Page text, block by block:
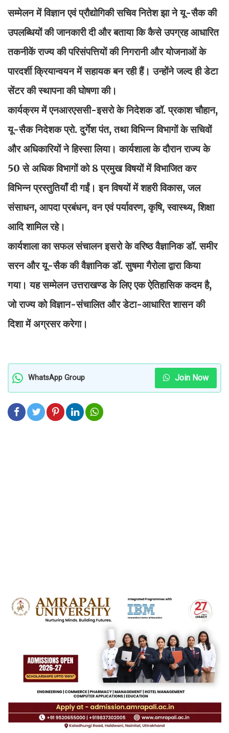
सम्मेलन में विज्ञान एवं प्रौद्योगिकी सचिव नितेश झा ने यू-सैक की
उपलब्धियों की जानकारी दी और बताया कि कैसे उपग्रह आधारित
तकनीकें राज्य की परिसंपत्तियों की निगरानी और योजनाओं के
पारदर्शी क्रियान्वयन में सहायक बन रही हैं। उन्होंने जल्द ही डेटा
सेंटर की स्थापना की घोषणा की।
कार्यक्रम में एनआरएससी-इसरो के निदेशक डॉ. प्रकाश चौहान,
यू-सैक निदेशक प्रो. दुर्गेश पंत, तथा विभिन्न विभागों के सचिवों
और अधिकारियों ने हिस्सा लिया। कार्यशाला के दौरान राज्य के
50 से अधिक विभागों को 8 प्रमुख विषयों में विभाजित कर
विभिन्न प्रस्तुतियाँ दी गईं। इन विषयों में शहरी विकास, जल
संसाधन, आपदा प्रबंधन, वन एवं पर्यावरण, कृषि, स्वास्थ्य, शिक्षा
आदि शामिल रहे।
कार्यशाला का सफल संचालन इसरो के वरिष्ठ वैज्ञानिक डॉ. समीर
सरन और यू-सैक की वैज्ञानिक डॉ. सुषमा गैरोला द्वारा किया
गया। यह सम्मेलन उत्तराखण्ड के लिए एक ऐतिहासिक कदम है,
जो राज्य को विज्ञान-संचालित और डेटा-आधारित शासन की
दिशा में अग्रसर करेगा।
WhatsApp Group Join Now